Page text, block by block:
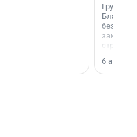
Группа
6